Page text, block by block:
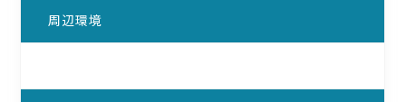
周辺環境